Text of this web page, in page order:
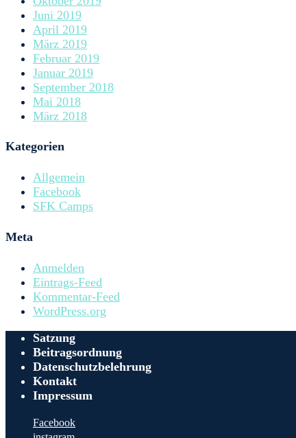
Juni 2019
April 2019
März 2019
Februar 2019
Januar 2019
September 2018
Mai 2018
März 2018
Kategorien
Allgemein
Facebook
SFK Camps
Meta
Anmelden
Eintrags-Feed
Kommentar-Feed
WordPress.org
Satzung
Beitragsordnung
Datenschutzbelehrung
Kontakt
Impressum
Facebook